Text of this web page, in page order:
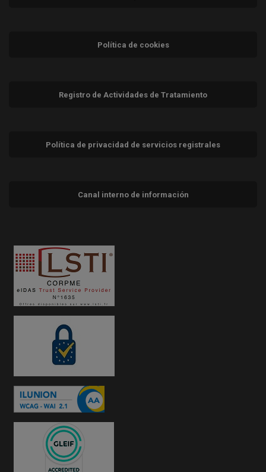
Política de cookies
Registro de Actividades de Tratamiento
Política de privacidad de servicios registrales
Canal interno de información